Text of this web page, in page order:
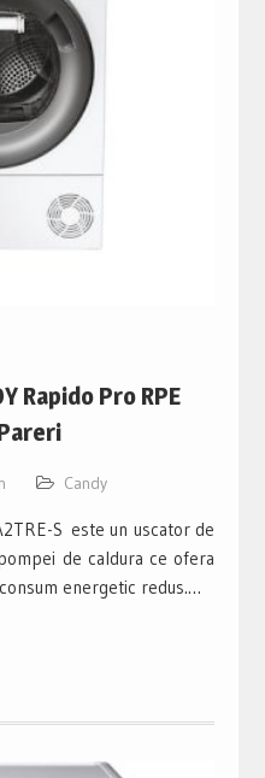
Rapido Pro RPE
Candy
S este un uscator de
de caldura ce ofera
energetic redus.…